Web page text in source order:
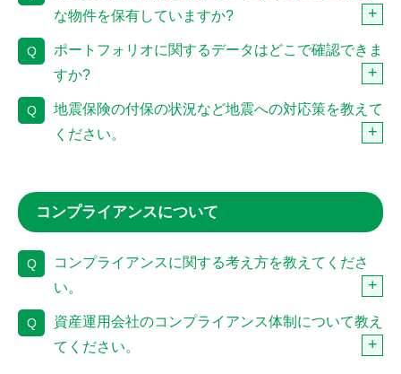
な物件を保有していますか?
Q
ポートフォリオに関するデータはどこで確認できま
すか?
Q
地震保険の付保の状況など地震への対応策を教えて
ください。
コンプライアンスについて
Q
コンプライアンスに関する考え方を教えてくださ
い。
Q
資産運用会社のコンプライアンス体制について教え
てください。